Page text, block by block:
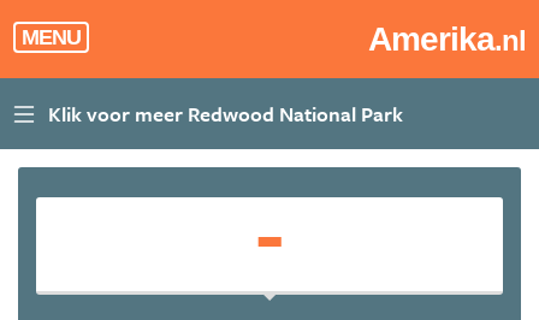
MENU Amerika.nl
-